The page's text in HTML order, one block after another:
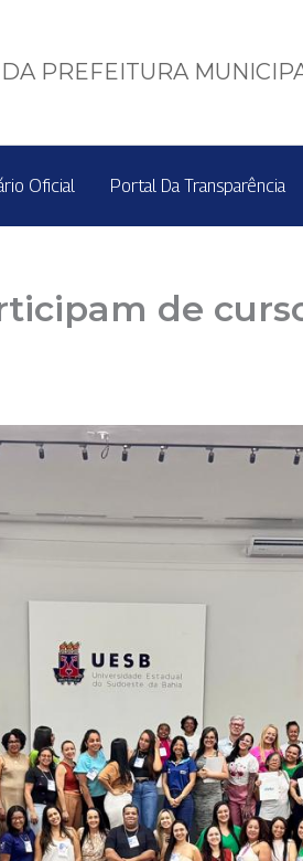
PREFEITURA
Oficial Portal Da Transparência
de